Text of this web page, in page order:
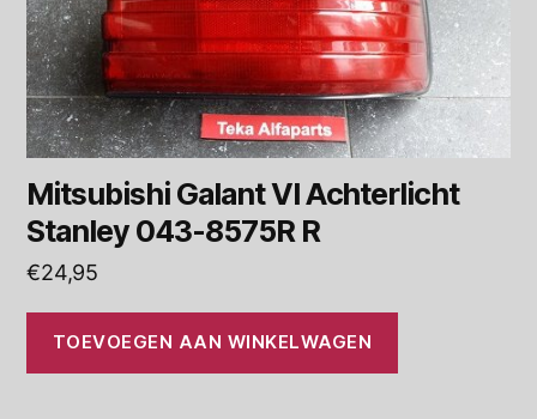
Mitsubishi Galant VI Achterlicht
Stanley 043-8575R R
€24,95
TOEVOEGEN AAN WINKELWAGEN